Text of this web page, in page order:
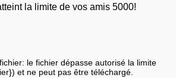
la limite de vos amis 5000!
le fichier dépasse autorisé la limite
et ne peut pas être téléchargé.